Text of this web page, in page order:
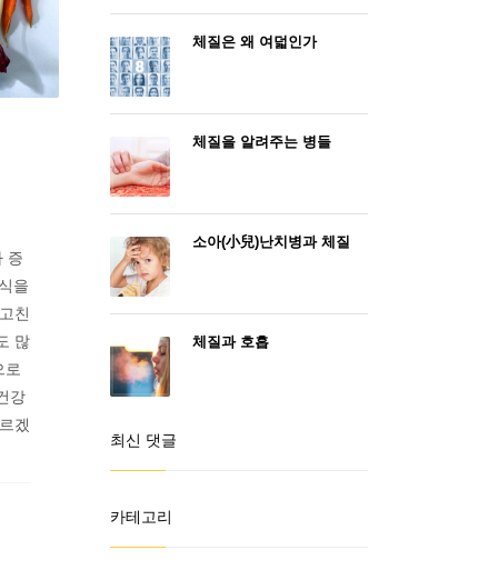
증
을
친
많
로
강
겠
체질은 왜 여덟인가
체질을 알려주는 병들
소아(小兒)난치병과 체질
체질과 호흡
최신 댓글
카테고리